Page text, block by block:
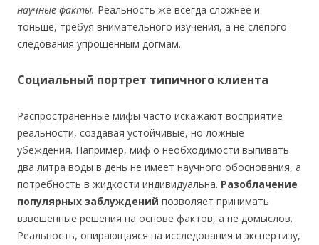
научные факты. Реальность же всегда сложнее и
тоньше, требуя внимательного изучения, а не слепого
следования упрощенным догмам.
Социальный портрет типичного клиента
Распространенные мифы часто искажают восприятие
реальности, создавая устойчивые, но ложные
убеждения. Например, миф о необходимости выпивать
два литра воды в день не имеет научного обоснования, а
потребность в жидкости индивидуальна. Разоблачение
популярных заблуждений позволяет принимать
взвешенные решения на основе фактов, а не домыслов.
Реальность, опирающаяся на исследования и экспертизу,